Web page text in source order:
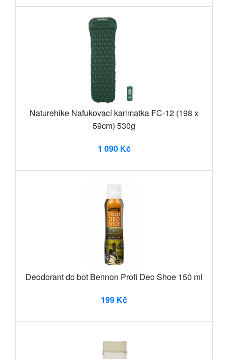
Naturehike Nafukovací karimatka FC-12 (198 x
59cm) 530g
1 090 Kč
Deodorant do bot Bennon Profi Deo Shoe 150 ml
199 Kč